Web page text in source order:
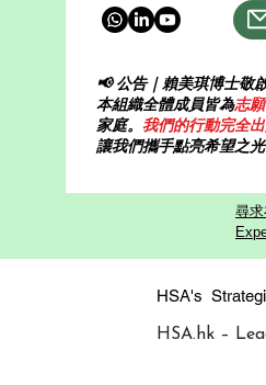
📢 公告｜賴美琪博士敬
本組織全體成員皆為志
家庭。 我們的行動完全
讓我們攜手點亮希望之
尋
HSA's
HSA.hk –